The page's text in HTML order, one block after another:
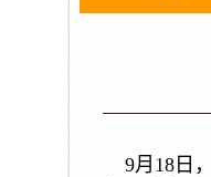
9月 18 日